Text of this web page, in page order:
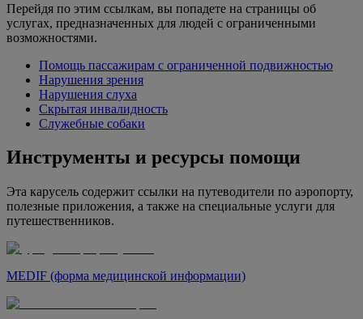
Перейдя по этим ссылкам, вы попадете на страницы об
услугах, предназначенных для людей с ограниченными
возможностями.
Помощь пассажирам с ограниченной подвижностью
Нарушения зрения
Нарушения слуха
Скрытая инвалидность
Служебные собаки
Инструменты и ресурсы помощи
Эта карусель содержит ссылки на путеводители по аэропорту,
полезные приложения, а также на специальные услуги для
путешественников.
MEDIF (форма медицинской информации)